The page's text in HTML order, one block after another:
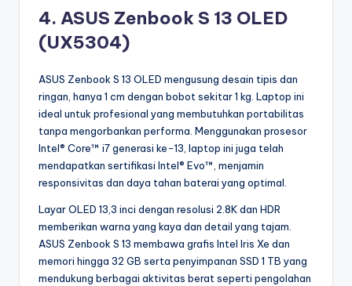
4. ASUS Zenbook S 13 OLED
(UX5304)
ASUS Zenbook S 13 OLED mengusung desain tipis dan
ringan, hanya 1 cm dengan bobot sekitar 1 kg. Laptop ini
ideal untuk profesional yang membutuhkan portabilitas
tanpa mengorbankan performa. Menggunakan prosesor
Intel® Core™ i7 generasi ke-13, laptop ini juga telah
mendapatkan sertifikasi Intel® Evo™, menjamin
responsivitas dan daya tahan baterai yang optimal.
Layar OLED 13,3 inci dengan resolusi 2.8K dan HDR
memberikan warna yang kaya dan detail yang tajam.
ASUS Zenbook S 13 membawa grafis Intel Iris Xe dan
memori hingga 32 GB serta penyimpanan SSD 1 TB yang
mendukung berbagai aktivitas berat seperti pengolahan